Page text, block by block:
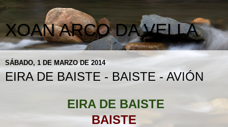
XOAN ARCO DA VELLA
SÁBADO, 1 DE MARZO DE 2014
EIRA DE BAISTE - BAISTE - AVIÓN
EIRA DE BAISTE
BAISTE